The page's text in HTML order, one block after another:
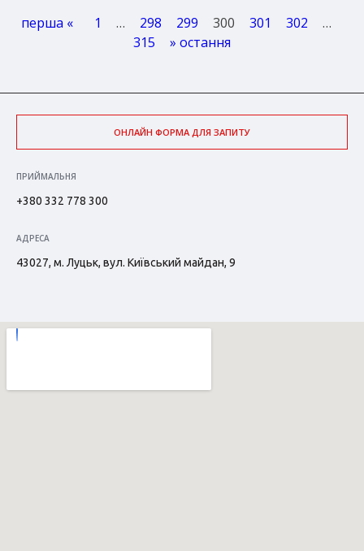
перша « 1 … 298 299 300 301 302
…
315
» остання
ОНЛАЙН ФОРМА ДЛЯ ЗАПИТУ
ПРИЙМАЛЬНЯ
+380 332 778 300
АДРЕСА
43027, м. Луцьк, вул. Київський майдан, 9